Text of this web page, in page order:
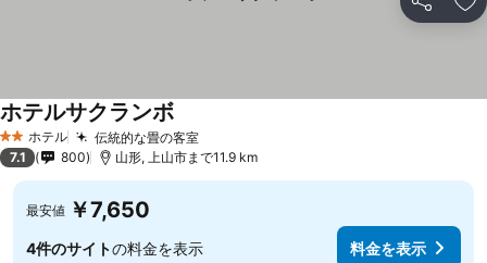
シェア お
2 ホテルのランク
ホテル 伝統的な畳の客室
ホテルサクランボ
7.1 800 山形, 上山市まで11.9 km
最安値 ￥7,650
4件のサイトの料金を表示 料金を表示